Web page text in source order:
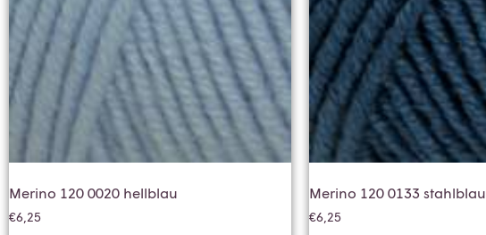
Merino 120 0020 hellblau
€6,25
Merino 120 0133 stahlblau
€6,25